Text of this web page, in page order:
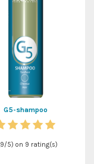
G5-shampoo
/5) on 9 rating(s)